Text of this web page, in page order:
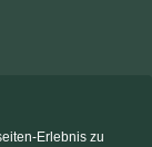
Erlebnis zu